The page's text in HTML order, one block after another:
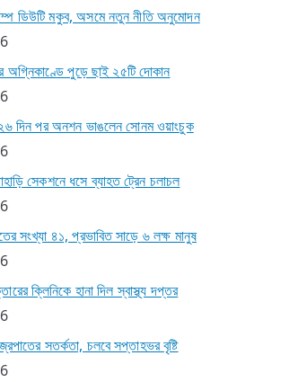
ডিউটি মকুব, অসমে নতুন নীতি অনুমোদন
অগ্নিকাণ্ডে পুড়ে ছাই ২৫টি দোকান
দিন পর অনশন ভাঙলেন সোনম ওয়াংচুক
সেকশনে ধসে ব্যাহত ট্রেন চলাচল
সংখ্যা ৪১, প্রভাবিত সাড়ে ৬ লক্ষ মানুষ
ক্লিনিকে হানা দিল স্বাস্থ্য দপ্তর
সতর্কতা, চলবে সপ্তাহভর বৃষ্টি